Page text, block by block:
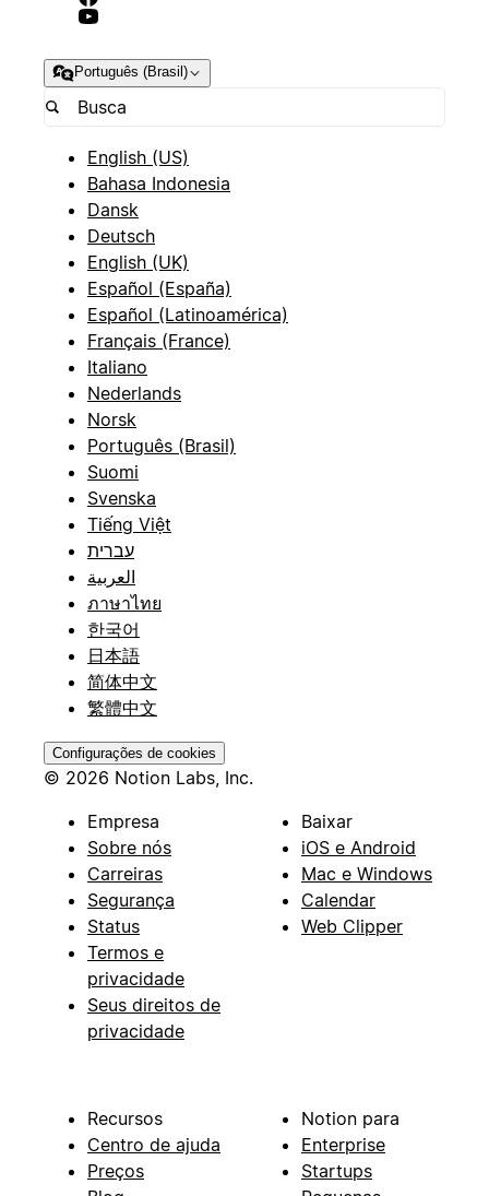
Português (Brasil)
English (US)
Bahasa Indonesia
Dansk
Deutsch
English (UK)
Español (España)
Español (Latinoamérica)
Français (France)
Italiano
Nederlands
Norsk
Português (Brasil)
Suomi
Svenska
Tiếng Việt
עברית
العربية
ภาษาไทย
한국어
日本語
简体中文
繁體中文
Configurações de cookies
© 2026 Notion Labs, Inc.
Empresa
Sobre nós
Carreiras
Segurança
Status
Termos e
privacidade
Seus direitos de
privacidade
Baixar
iOS e Android
Mac e Windows
Calendar
Web Clipper
Recursos
Centro de ajuda
Preços
Notion para
Enterprise
Startups